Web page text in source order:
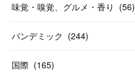
味覚・嗅覚、グルメ・香り (56)
パンデミック (244)
国際 (165)